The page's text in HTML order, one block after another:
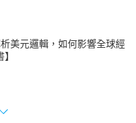
美元邏輯，如何影響全球經